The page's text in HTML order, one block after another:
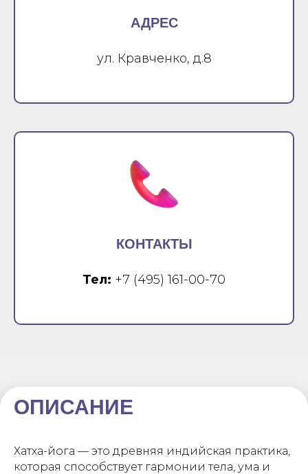
АДРЕС
ул. Кравченко, д.8
КОНТАКТЫ
Тел: +7 (495) 161-00-70
ОПИСАНИЕ
Хатха-йога — это древняя индийская практика,
которая способствует гармонии тела, ума и